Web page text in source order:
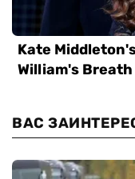
ВАС